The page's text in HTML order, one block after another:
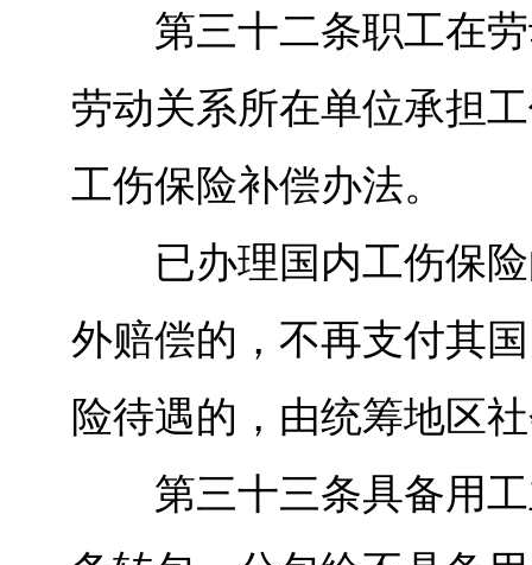
第三十二条职工在劳
劳动关系所在单位承担
工伤保险补偿办法。
已办理国内工伤保险
外赔偿的，不再支付其
险待遇的，由统筹地区
第三十三条具备用工